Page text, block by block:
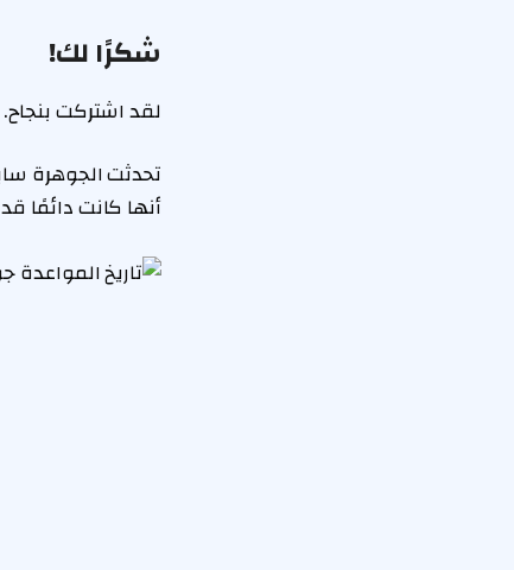
شكرًا لك!
لقد اشتركت بنجاح.
تحدثت الجوهرة
أنها كانت دائمًا